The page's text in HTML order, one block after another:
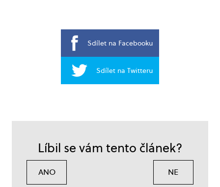
Sdílet na Facebooku
Sdílet na Twitteru
Líbil se vám tento článek?
ANO NE